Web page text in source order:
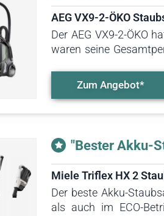
AEG VX9-2-ÖKO
Der AEG VX9-2-ÖKO
waren seine
sogar einen
Manövrierbarkeit,
Zum Angebot*
"Bester Akku-
Miele Triflex HX 2
Der beste Akku-
als auch im ECO-